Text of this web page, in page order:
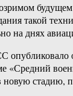
такой
на днях
новую